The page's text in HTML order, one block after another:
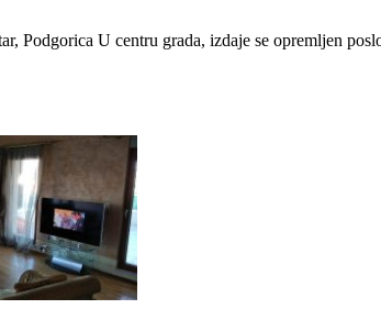
Podgorica U centru grada, izdaje se opremljen